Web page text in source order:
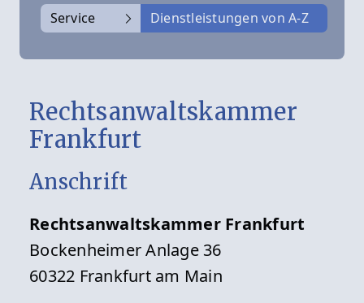
Service Dienstleistungen von A-Z
Rechtsanwaltskammer
Frankfurt
Anschrift
Rechtsanwaltskammer Frankfurt
Bockenheimer Anlage 36
60322 Frankfurt am Main